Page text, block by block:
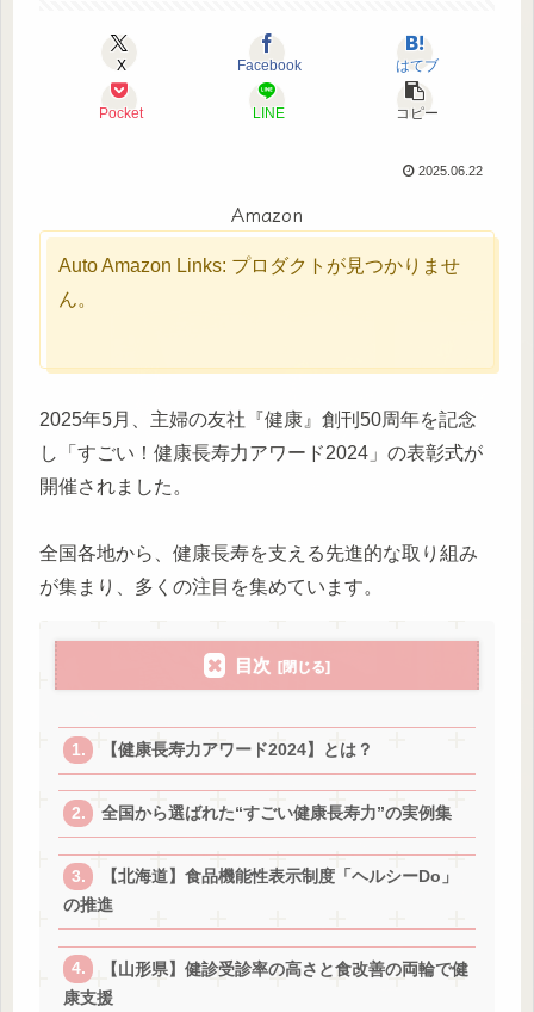
X Facebook はてブ
Pocket LINE コピー
2025.06.22
Amazon
Auto Amazon Links: プロダクトが見つかりませ
ん。
2025年5月、主婦の友社『健康』創刊50周年を記念
し「すごい！健康長寿力アワード2024」の表彰式が
開催されました。
全国各地から、健康長寿を支える先進的な取り組み
が集まり、多くの注目を集めています。
目次
【健康長寿力アワード2024】とは？
全国から選ばれた“すごい健康長寿力”の実例集
【北海道】食品機能性表示制度「ヘルシーDo」
の推進
【山形県】健診受診率の高さと食改善の両輪で健
康支援